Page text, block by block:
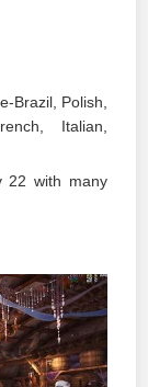
Brazil, Polish,
Italian,
22 with many